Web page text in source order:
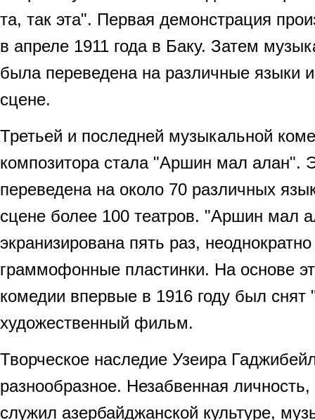
та, так эта". Первая демонстрация
в апреле 1911 года в Баку. Затем
была переведена на различные языки
сцене.
Третьей и последней музыкальной
композитора стала "Аршин мал алан".
переведена на около 70 различных
сцене более 100 театров. "Аршин мал
экранизирована пять раз,
граммофонные пластинки. На основе
комедии впервые в 1916 году был снят
художественный фильм.
Творческое наследие Узеира
разнообразное. Незабвенная
служил азербайджанской культуре,